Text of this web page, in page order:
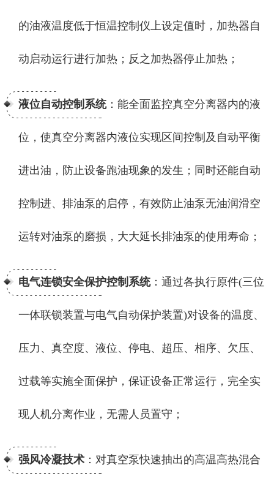
的油液温度低于恒温控制仪上设定值时，加热器自
动启动运行进行加热；反之加热器停止加热；
液位自动控制系统：能全面监控真空分离器内的液
位，使真空分离器内液位实现区间控制及自动平衡
进出油，防止设备跑油现象的发生；同时还能自动
控制进、排油泵的启停，有效防止油泵无油润滑空
运转对油泵的磨损，大大延长排油泵的使用寿命；
电气连锁安全保护控制系统：通过各执行原件(三位
一体联锁装置与电气自动保护装置)对设备的温度、
压力、真空度、液位、停电、超压、相序、欠压、
过载等实施全面保护，保证设备正常运行，完全实
现人机分离作业，无需人员置守；
强风冷凝技术：对真空泵快速抽出的高温高热混合